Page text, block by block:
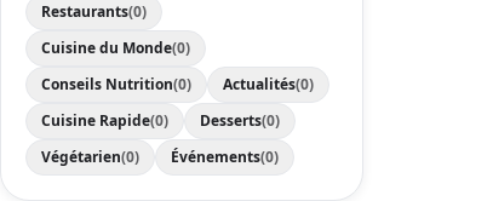
Restaurants(0)
Cuisine du Monde(0)
Conseils Nutrition(0) Actualités(0)
Cuisine Rapide(0) Desserts(0)
Végétarien(0) Événements(0)